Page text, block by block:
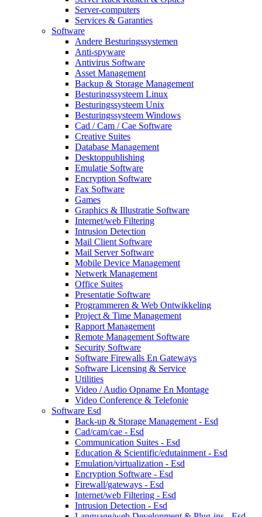
Server-computers
Services & Garanties
Software
Andere Besturingssystemen
Anti-spyware
Antivirus Software
Asset Management
Backup & Storage Management
Besturingssysteem Linux
Besturingssysteem Unix
Besturingssysteem Windows
Cad / Cam / Cae Software
Creative Suites
Database Management
Desktoppublishing
Emulatie Software
Encryption Software
Fax Software
Games
Graphics & Illustratie Software
Internet/web Filtering
Intrusion Detection
Mail Client Software
Mail Server Software
Mobile Device Management
Netwerk Management
Office Suites
Presentatie Software
Programmeren & Web Ontwikkeling
Project & Time Management
Rapport Management
Remote Management Software
Security Software
Software Firewalls En Gateways
Software Licensing & Service
Utilities
Video / Audio Opname En Montage
Video Conference & Telefonie
Software Esd
Back-up & Storage Management - Esd
Cad/cam/cae - Esd
Communication Suites - Esd
Education & Scientific/edutainment - Esd
Emulation/virtualization - Esd
Encryption Software - Esd
Firewall/gateways - Esd
Internet/web Filtering - Esd
Intrusion Detection - Esd